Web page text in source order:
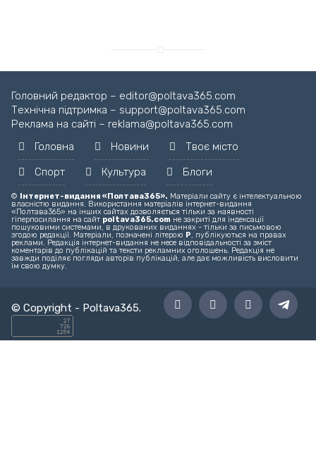
Головний редактор – editor@poltava365.com
Технічна підтримка – support@poltava365.com
Реклама на сайті – reklama@poltava365.com
Головна
Новини
Твоє місто
Спорт
Культура Блоги
© Інтернет-видання «Полтава365». Матеріали сайту є інтелектуальною
власністю видання. Використання матеріалів інтернет-видання
«Полтава365» на інших сайтах дозволяється тільки за наявності
гіперпосилання на сайт poltava365.com не закриті для індексації
пошуковими системами, в друкованих виданнях - тільки за письмовою
згодою редакції. Матеріали, позначені літерою Р, публікуються на правах
реклами. Редакція інтернет-видання не несе відповідальності за зміст
коментарів до публікацій та тексти рекламних оголошень. Редакція не
завжди поділяє погляди авторів публікацій, але дає можливість висловити
їм свою думку.
© Copyright - Poltava365.